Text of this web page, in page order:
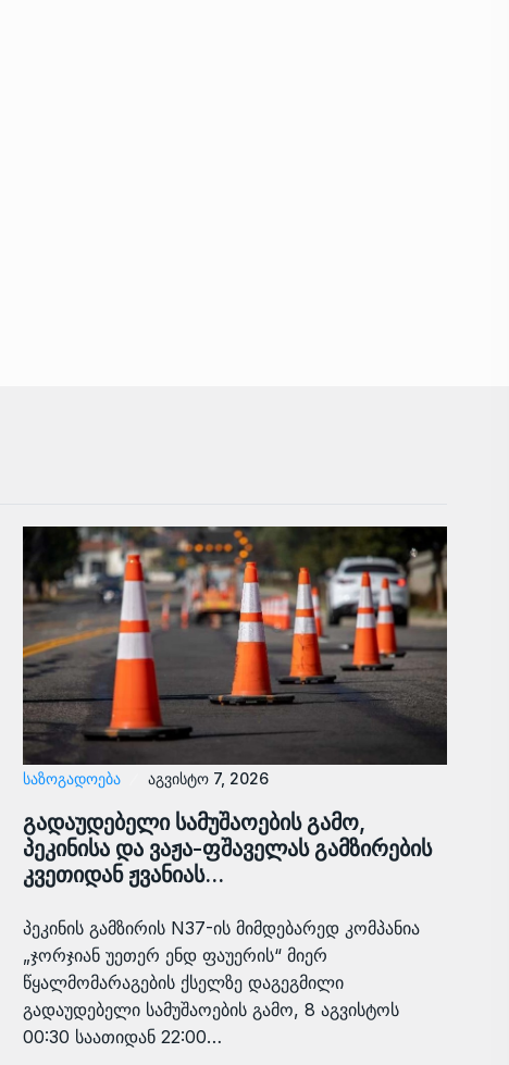
ᲡᲐᲖᲝᲒᲐᲓᲝᲔᲑᲐ აგვისტო 7, 2026
გადაუდებელი სამუშაოების გამო,
პეკინისა და ვაჟა-ფშაველას გამზირების
კვეთიდან ჟვანიას…
პეკინის გამზირის N37-ის მიმდებარედ კომპანია
„ჯორჯიან უეთერ ენდ ფაუერის“ მიერ
წყალმომარაგების ქსელზე დაგეგმილი
გადაუდებელი სამუშაოების გამო, 8 აგვისტოს
00:30 საათიდან 22:00…